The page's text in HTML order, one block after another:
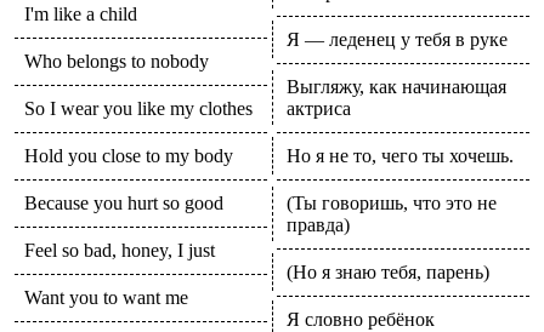
I'm like a child
Who belongs to nobody
So I wear you like my clothes
Hold you close to my body
Because you hurt so good
Feel so bad, honey, I just
Want you to want me
Я — леденец у тебя в руке
Выгляжу, как начинающая
актриса
Но я не то, чего ты хочешь.
(Ты говоришь, что это не
правда)
(Но я знаю тебя, парень)
Я словно ребёнок